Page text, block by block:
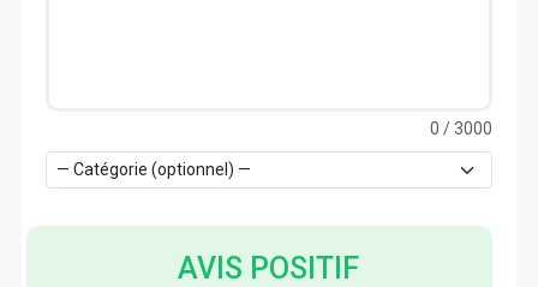
0 / 3000
AVIS POSITIF